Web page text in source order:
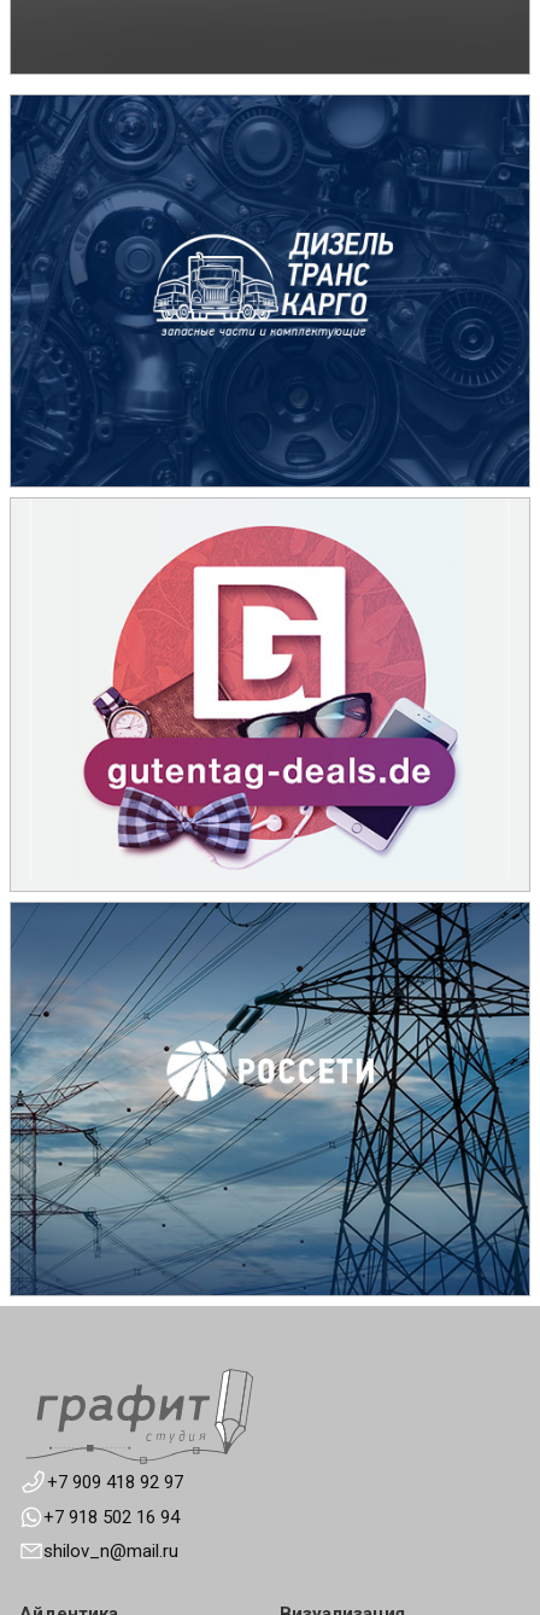
+7 909 418 92 97
+7 918 502 16 94
shilov_n@mail.ru